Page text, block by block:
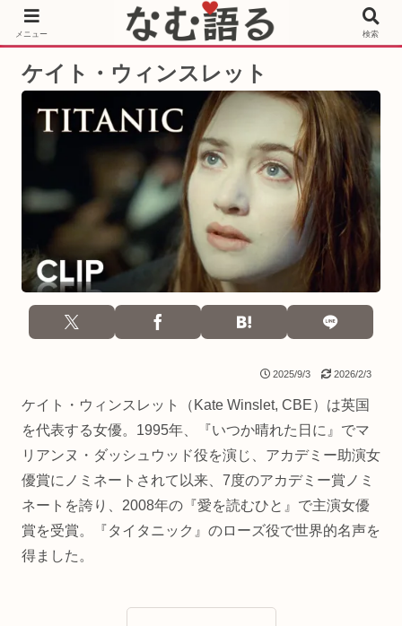
［PR］Prime Video もっと観るならサブスクリプション
ケイト・ウィンスレット
2025/9/3 2026/2/3
ケイト・ウィンスレット（Kate Winslet, CBE）は英国
を代表する女優。1995年、『いつか晴れた日に』でマ
リアンヌ・ダッシュウッド役を演じ、アカデミー助演女
優賞にノミネートされて以来、7度のアカデミー賞ノミ
ネートを誇り、2008年の『愛を読むひと』で主演女優
賞を受賞。『タイタニック』のローズ役で世界的名声を
得ました。
メニュー 検索